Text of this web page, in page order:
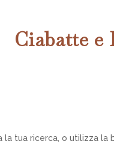
Ciabatte
la tua ricerca, o utilizza